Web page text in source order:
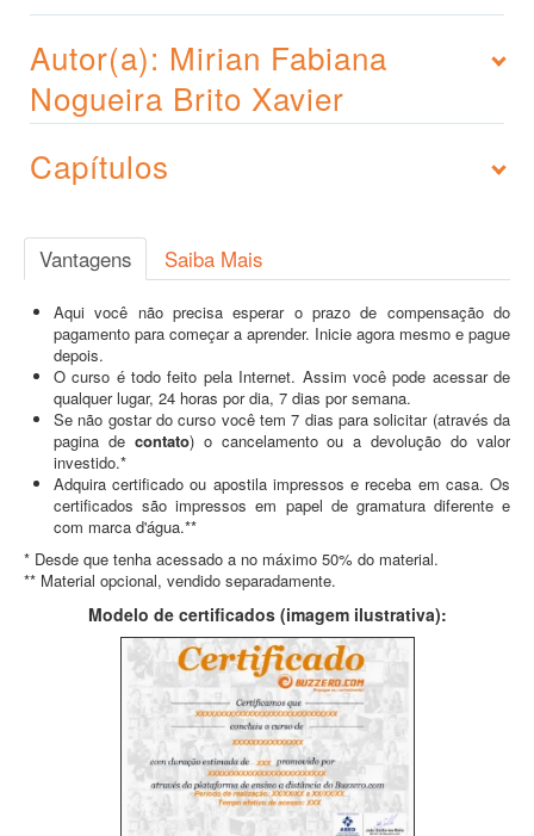
Autor(a): Mirian Fabiana
Nogueira Brito Xavier
Capítulos
Vantagens Saiba Mais
Aqui você não precisa esperar o prazo de compensação do
pagamento para começar a aprender. Inicie agora mesmo e pague
depois.
O curso é todo feito pela Internet. Assim você pode acessar de
qualquer lugar, 24 horas por dia, 7 dias por semana.
Se não gostar do curso você tem 7 dias para solicitar (através da
pagina de contato) o cancelamento ou a devolução do valor
investido.*
Adquira certificado ou apostila impressos e receba em casa. Os
certificados são impressos em papel de gramatura diferente e
com marca d'água.**
* Desde que tenha acessado a no máximo 50% do material.
** Material opcional, vendido separadamente.
Modelo de certificados (imagem ilustrativa):